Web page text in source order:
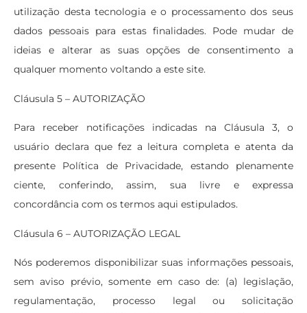
utilização desta tecnologia e o processamento dos seus
dados pessoais para estas finalidades. Pode mudar de
ideias e alterar as suas opções de consentimento a
qualquer momento voltando a este site.
Cláusula 5 – AUTORIZAÇÃO
Para receber notificações indicadas na Cláusula 3, o
usuário declara que fez a leitura completa e atenta da
presente Política de Privacidade, estando plenamente
ciente, conferindo, assim, sua livre e expressa
concordância com os termos aqui estipulados.
Cláusula 6 – AUTORIZAÇÃO LEGAL
Nós poderemos disponibilizar suas informações pessoais,
sem aviso prévio, somente em caso de: (a) legislação,
regulamentação, processo legal ou solicitação